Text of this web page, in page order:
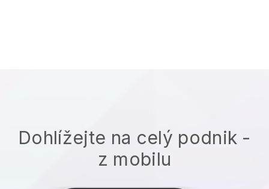
Dohlížejte na celý podnik -
z mobilu